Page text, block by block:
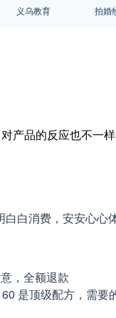
义乌教育 拍婚
产品的反应也不一
白消费，安安心心体
，全额退款
是顶级配方，需要